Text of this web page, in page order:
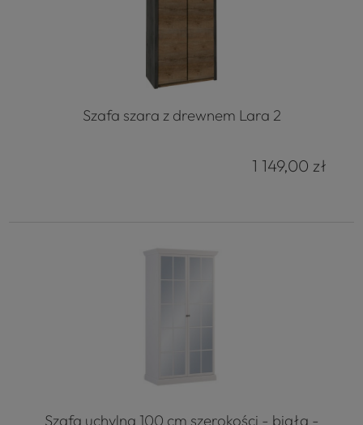
Szafa szara z drewnem Lara 2
1 149,00 zł
Szafa uchylna 100 cm szerokości - biała -